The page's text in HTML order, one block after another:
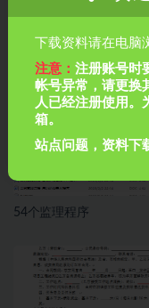
资料编制整理常见问题
54个监理程序
下载资料请在电脑
注意：注册账号时
帐号异常，请更换
人已经注册使用。
箱。
站点问题，资料下